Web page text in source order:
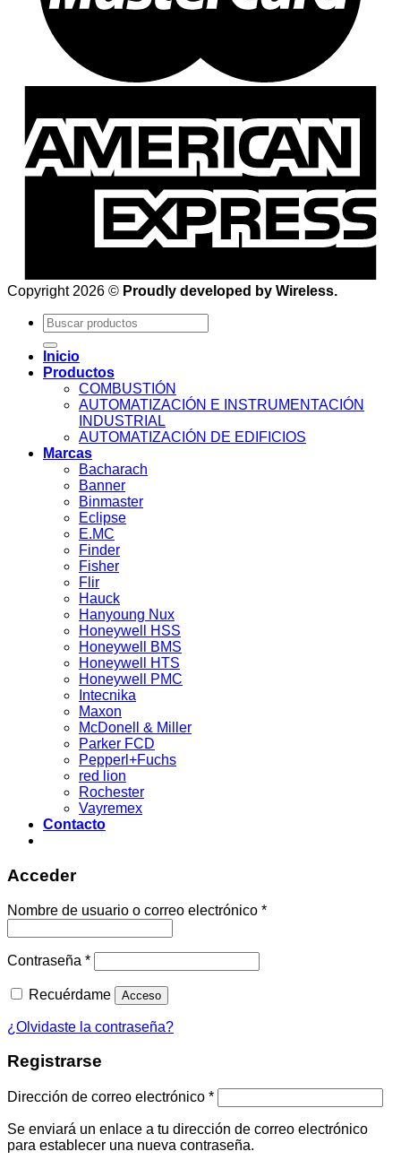
Copyright 2026 © Proudly developed by Wireless.
Buscar
por:
Inicio
Productos
COMBUSTIÓN
AUTOMATIZACIÓN E INSTRUMENTACIÓN
INDUSTRIAL
AUTOMATIZACIÓN DE EDIFICIOS
Marcas
Bacharach
Banner
Binmaster
Eclipse
E.MC
Finder
Fisher
Flir
Hauck
Hanyoung Nux
Honeywell HSS
Honeywell BMS
Honeywell HTS
Honeywell PMC
Intecnika
Maxon
McDonell & Miller
Parker FCD
Pepperl+Fuchs
red lion
Rochester
Vayremex
Contacto
Acceder
Nombre de usuario o correo electrónico *
Contraseña *
Recuérdame Acceso
¿Olvidaste la contraseña?
Registrarse
Dirección de correo electrónico *
Se enviará un enlace a tu dirección de correo electrónico
para establecer una nueva contraseña.